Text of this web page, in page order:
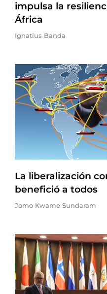
impulsa la
África
Ignatius Banda
La liberalización
benefició a todos
Jomo Kwame Sundaram